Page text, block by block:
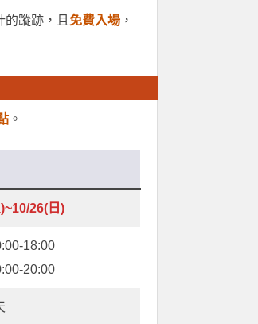
的蹤跡，且 免費入場 ，
。
26(日)
18:00
20:00